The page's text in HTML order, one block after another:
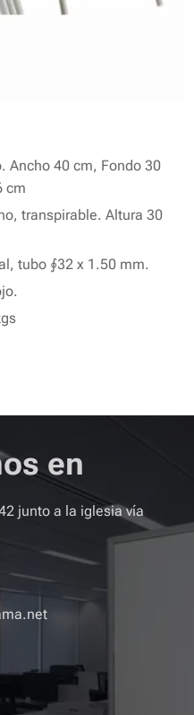
Ancho 40 cm, Fondo 30
cm
transpirable. Altura 30
tubo ∮32 x 1.50 mm.
en
junto a la iglesia vía